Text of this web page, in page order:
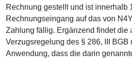
Rechnung gestellt und ist innerhalb
Rechnungseingang auf das von
Zahlung fällig. Ergänzend findet die
Verzugsregelung des § 286, III BGB
Anwendung, dass die darin